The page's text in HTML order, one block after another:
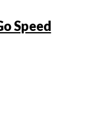
Speed